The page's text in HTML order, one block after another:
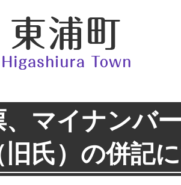
、マイナンバ
旧氏）の併記